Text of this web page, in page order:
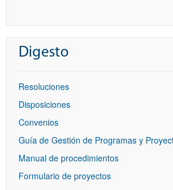
Digesto
Resoluciones
Disposiciones
Convenios
Guía de Gestión de Programas y
Manual de procedimientos
Formulario de proyectos